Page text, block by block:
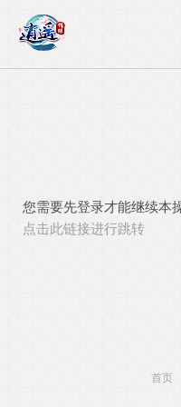
您需要先登录才能继续本
点击此链接进行跳转
首页